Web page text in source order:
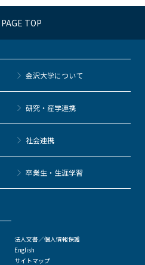
e
PAGE TOP
金沢大学について
研究・産学連携
社会連携
卒業生・生涯学習
法人文書／個人情報保護
English
サイトマップ